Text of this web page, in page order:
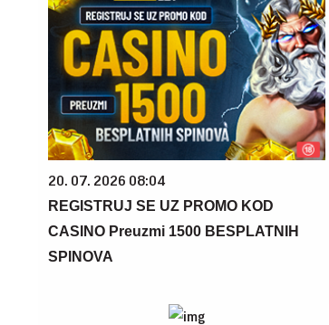
20. 07. 2026 08:04
REGISTRUJ SE UZ PROMO KOD
CASINO Preuzmi 1500 BESPLATNIH
SPINOVA